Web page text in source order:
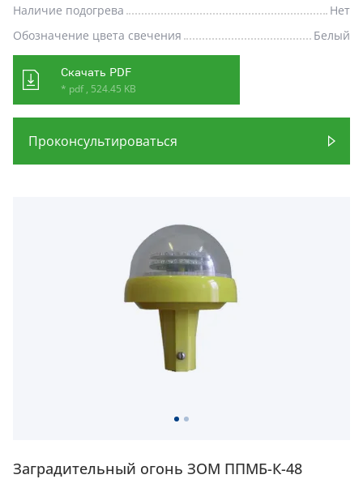
Наличие подогрева
Нет
Обозначение цвета свечения
Белый
Скачать PDF
* pdf , 524.45 KB
Проконсультироваться
Заградительный огонь ЗОМ ППМБ-К-48